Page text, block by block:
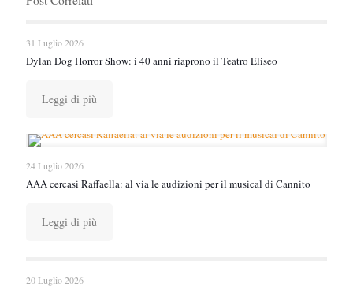
31 Luglio 2026
Dylan Dog Horror Show: i 40 anni riaprono il Teatro Eliseo
Leggi di più
24 Luglio 2026
AAA cercasi Raffaella: al via le audizioni per il musical di Cannito
Leggi di più
20 Luglio 2026